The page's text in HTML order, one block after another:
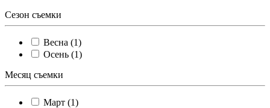
Сезон съемки
Весна (1)
Осень (1)
Месяц съемки
Март (1)